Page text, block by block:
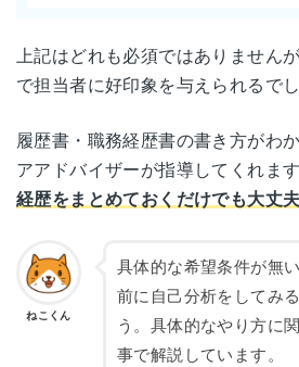
上記はどれも必須ではありません
で担当者に好印象を与えられるでし
履歴書・職務経歴書の書き方がわ
アアドバイザーが指導してくれます
経歴をまとめておくだけでも大丈夫
ねこくん
具体的な希望条件が無
前に自己分析をしてみ
う。具体的なやり方に
事で解説しています。